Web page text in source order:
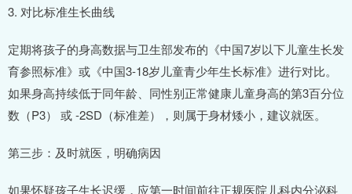
3. 对比标准生长曲线
定期将孩子的身高数据与卫生部发布的《中国7岁以下儿童生长发
育参照标准》或《中国3-18岁儿童青少年生长标准》进行对比。
如果身高持续低于同年龄、同性别正常健康儿童身高的第3百分位
数（P3） 或 -2SD（标准差），则属于身材矮小，建议就医。
第三步：及时就医，明确病因
如果怀疑孩子生长迟缓，应第一时间前往正规医院儿科内分泌科